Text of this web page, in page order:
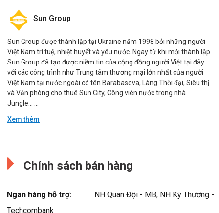
Sun Group
Sun Group được thành lập tại Ukraine năm 1998 bởi những người
Việt Nam trí tuệ, nhiệt huyết và yêu nước. Ngay từ khi mới thành lập
Sun Group đã tạo được niềm tin của cộng đồng người Việt tại đây
với các công trình như Trung tâm thương mại lớn nhất của người
Việt Nam tại nước ngoài có tên Barabasova, Làng Thời đại, Siêu thị
và Văn phòng cho thuê Sun City, Công viên nước trong nhà
Jungle… ...
Xem thêm
Sun Group được thành lập tại Ukraine năm 1998 bởi những người
Việt Nam trí tuệ, nhiệt huyết và yêu nước. Ngay từ khi mới thành lập
Việt Nam tại nước ngoài có tên Barabasova, Làng Thời đại, Siêu thị
và Văn phòng cho thuê Sun City, Công viên nước trong nhà
Chính sách bán hàng
Ngân hàng hỗ trợ:
NH Quân Đội - MB, NH Kỹ Thương -
Techcombank